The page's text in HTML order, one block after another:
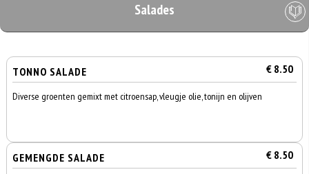
Salades
TONNO SALADE € 8.50
Diverse groenten gemixt met citroensap, vleugje olie, tonijn en olijven
GEMENGDE SALADE € 8.50